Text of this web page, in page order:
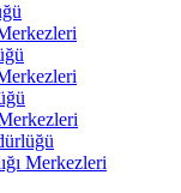
Merkezleri